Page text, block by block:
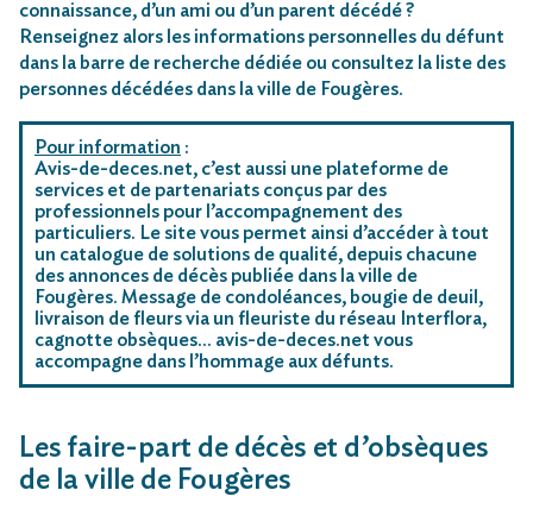
connaissance, d’un ami ou d’un parent décédé ?
Renseignez alors les informations personnelles du défunt
dans la barre de recherche dédiée ou consultez la liste des
personnes décédées dans la ville de Fougères.
Pour information :
Avis-de-deces.net, c’est aussi une plateforme de
services et de partenariats conçus par des
professionnels pour l’accompagnement des
particuliers. Le site vous permet ainsi d’accéder à tout
un catalogue de solutions de qualité, depuis chacune
des annonces de décès publiée dans la ville de
Fougères. Message de condoléances, bougie de deuil,
livraison de fleurs via un fleuriste du réseau Interflora,
cagnotte obsèques… avis-de-deces.net vous
accompagne dans l’hommage aux défunts.
Les faire-part de décès et d’obsèques
de la ville de Fougères